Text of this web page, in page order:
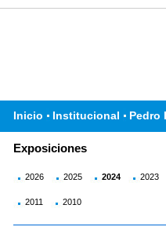
Inicio Institucional Pedro
Exposiciones
2026 2025 2024 2023
2011 2010